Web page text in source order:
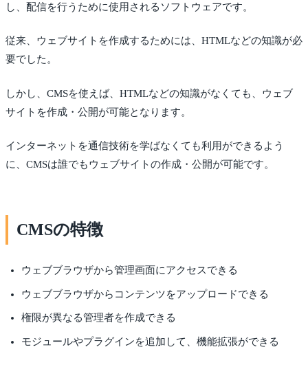
し、配信を行うために使用されるソフトウェアです。
従来、ウェブサイトを作成するためには、HTMLなどの知識が必
要でした。
しかし、CMSを使えば、HTMLなどの知識がなくても、ウェブ
サイトを作成・公開が可能となります。
インターネットを通信技術を学ばなくても利用ができるよう
に、CMSは誰でもウェブサイトの作成・公開が可能です。
CMSの特徴
ウェブブラウザから管理画面にアクセスできる
ウェブブラウザからコンテンツをアップロードできる
権限が異なる管理者を作成できる
モジュールやプラグインを追加して、機能拡張ができる